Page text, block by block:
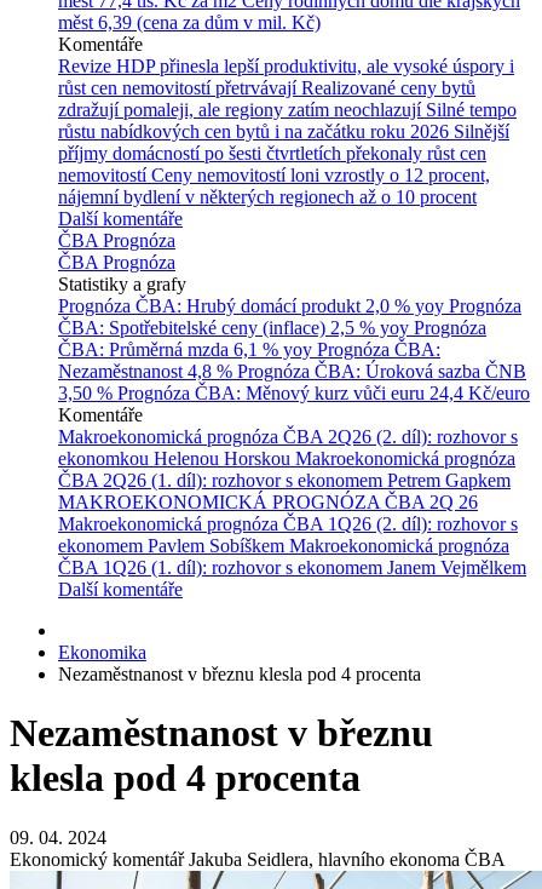
měst 6,39 (cena za dům v mil. Kč)
Komentáře
Revize HDP přinesla lepší produktivitu, ale vysoké úspory i
růst cen nemovitostí přetrvávají Realizované ceny bytů
zdražují pomaleji, ale regiony zatím neochlazují Silné tempo
růstu nabídkových cen bytů i na začátku roku 2026 Silnější
příjmy domácností po šesti čtvrtletích překonaly růst cen
nemovitostí Ceny nemovitostí loni vzrostly o 12 procent,
nájemní bydlení v některých regionech až o 10 procent
Další komentáře
ČBA Prognóza
ČBA Prognóza
Statistiky a grafy
Prognóza ČBA: Hrubý domácí produkt 2,0 % yoy Prognóza
ČBA: Spotřebitelské ceny (inflace) 2,5 % yoy Prognóza
ČBA: Průměrná mzda 6,1 % yoy Prognóza ČBA:
Nezaměstnanost 4,8 % Prognóza ČBA: Úroková sazba ČNB
3,50 % Prognóza ČBA: Měnový kurz vůči euru 24,4 Kč/euro
Komentáře
Makroekonomická prognóza ČBA 2Q26 (2. díl): rozhovor s
ekonomkou Helenou Horskou Makroekonomická prognóza
ČBA 2Q26 (1. díl): rozhovor s ekonomem Petrem Gapkem
MAKROEKONOMICKÁ PROGNÓZA ČBA 2Q 26
Makroekonomická prognóza ČBA 1Q26 (2. díl): rozhovor s
ekonomem Pavlem Sobíškem Makroekonomická prognóza
ČBA 1Q26 (1. díl): rozhovor s ekonomem Janem Vejmělkem
Další komentáře
Ekonomika
Nezaměstnanost v březnu klesla pod 4 procenta
Nezaměstnanost v březnu
klesla pod 4 procenta
09. 04. 2024
Ekonomický komentář Jakuba Seidlera, hlavního ekonoma ČBA